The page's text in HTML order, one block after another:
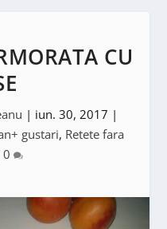
CU
| iun. 30, 2017 |
gustari, Retete fara
0